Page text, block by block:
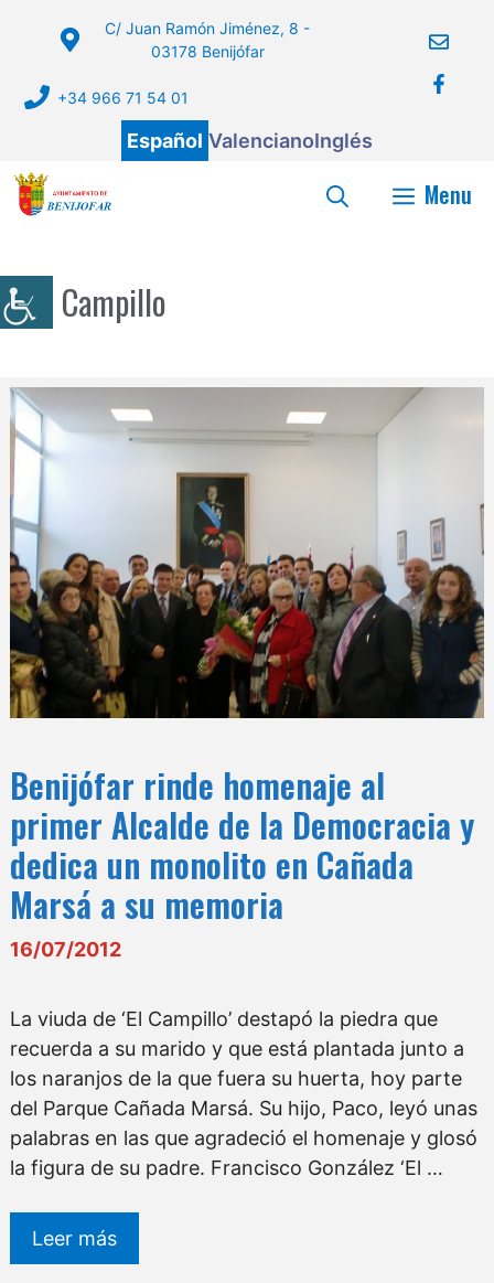
C/ Juan Ramón Jiménez, 8 -
03178 Benijófar
+34 966 71 54 01
Español ValencianoInglés
Menu
El Campillo
Benijófar rinde homenaje al
primer Alcalde de la Democracia y
dedica un monolito en Cañada
Marsá a su memoria
16/07/2012
La viuda de ‘El Campillo’ destapó la piedra que
recuerda a su marido y que está plantada junto a
los naranjos de la que fuera su huerta, hoy parte
del Parque Cañada Marsá. Su hijo, Paco, leyó unas
palabras en las que agradeció el homenaje y glosó
la figura de su padre. Francisco González ‘El …
Leer más